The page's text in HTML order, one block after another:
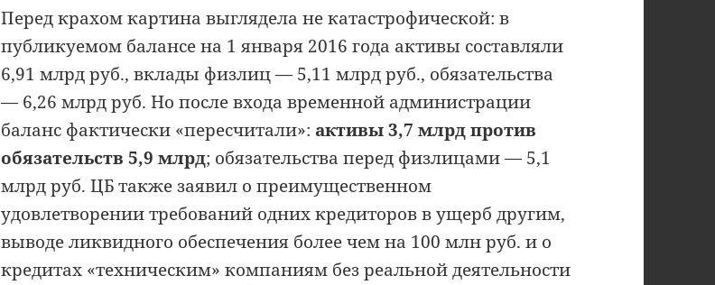
Перед крахом картина выглядела не катастрофической: в
публикуемом балансе на 1 января 2016 года активы составляли
6,91 млрд руб., вклады физлиц — 5,11 млрд руб., обязательства
— 6,26 млрд руб. Но после входа временной администрации
баланс фактически «пересчитали»: активы 3,7 млрд против
обязательств 5,9 млрд; обязательства перед физлицами — 5,1
млрд руб. ЦБ также заявил о преимущественном
удовлетворении требований одних кредиторов в ущерб другим,
выводе ликвидного обеспечения более чем на 100 млн руб. и о
кредитах «техническим» компаниям без реальной деятельности